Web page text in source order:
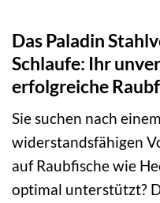
Das Paladin
Schlaufe: Ihr
erfolgreiche
Sie suchen nach
widerstandsfähigen
auf Raubfische wie
optimal unterstützt?